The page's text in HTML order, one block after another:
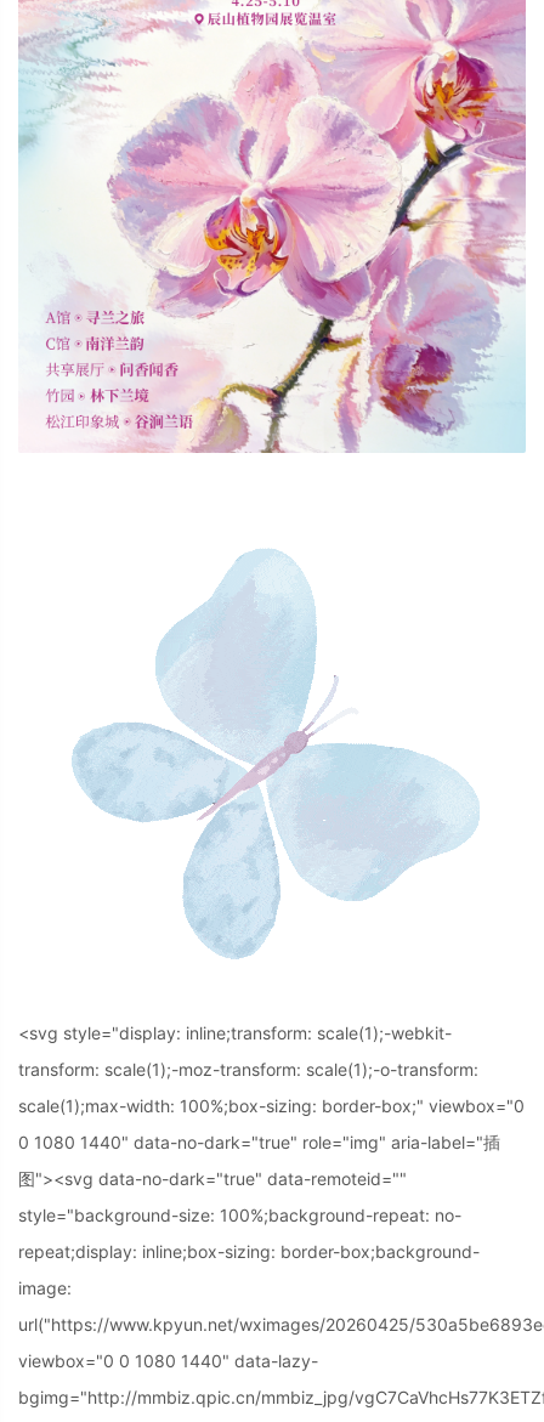
<svg style="display: inline;transform: scale(1);-webkit-
transform: scale(1);-moz-transform: scale(1);-o-transform:
scale(1);max-width: 100%;box-sizing: border-box;" viewbox="0
0 1080 1440" data-no-dark="true" role="img" aria-label="插
图"><svg data-no-dark="true" data-remoteid=""
style="background-size: 100%;background-repeat: no-
repeat;display: inline;box-sizing: border-box;background-
image:
url("https://www.kpyun.net/wximages/20260425/
viewbox="0 0 1080 1440" data-lazy-
bgimg="http://mmbiz.qpic.cn/mmbiz_jpg/